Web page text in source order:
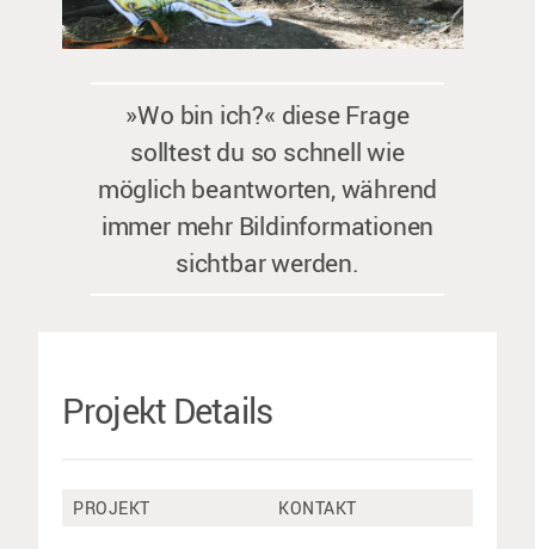
»Wo bin ich?« diese Frage
solltest du so schnell wie
möglich beantworten, während
immer mehr Bildinformationen
sichtbar werden.
Projekt Details
PROJEKT KONTAKT